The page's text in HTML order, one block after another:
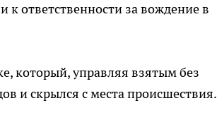
ответственности за вождение в
который, управляя взятым без
и скрылся с места происшествия.